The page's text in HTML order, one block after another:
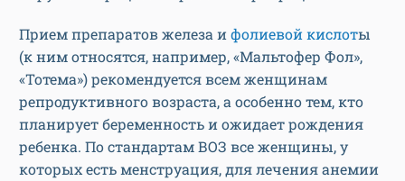
Прием препаратов железа ифолиевой кислоты
(к ним относятся, например, «Мальтофер Фол»,
«Тотема») рекомендуется всем женщинам
репродуктивного возраста, а особенно тем, кто
планирует беременность и ожидает рождения
ребенка. По стандартам ВОЗ все женщины, у
которых есть менструация, для лечения анемии